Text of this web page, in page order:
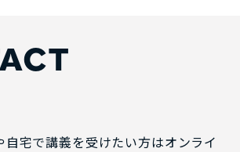
宅で講義を受けたい方はオンライ